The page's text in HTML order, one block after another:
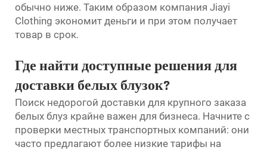
обычно ниже. Таким образом компания Jiayi
Clothing экономит деньги и при этом получает
товар в срок.
Где найти доступные решения для
доставки белых блузок?
Поиск недорогой доставки для крупного заказа
белых блуз крайне важен для бизнеса. Начните с
проверки местных транспортных компаний: они
часто предлагают более низкие тарифы на